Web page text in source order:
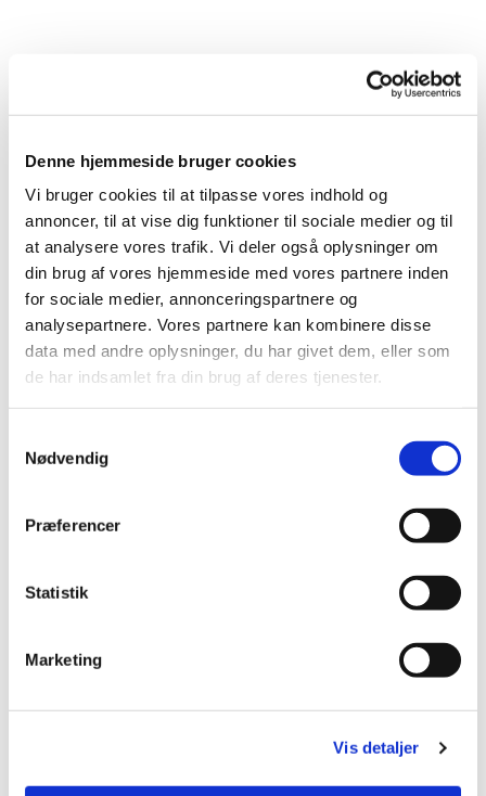
Denne hjemmeside bruger cookies
Vi bruger cookies til at tilpasse vores indhold og
annoncer, til at vise dig funktioner til sociale medier og til
at analysere vores trafik. Vi deler også oplysninger om
din brug af vores hjemmeside med vores partnere inden
for sociale medier, annonceringspartnere og
analysepartnere. Vores partnere kan kombinere disse
data med andre oplysninger, du har givet dem, eller som
de har indsamlet fra din brug af deres tjenester.
Nødvendig
Præferencer
Statistik
Marketing
Vis detaljer
Du vil måske også kunne lide...